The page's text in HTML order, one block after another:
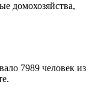
домохозяйства,
7989 человек из